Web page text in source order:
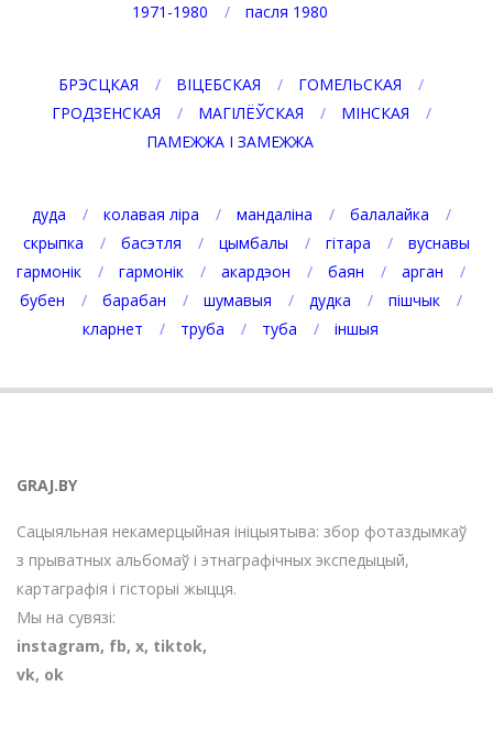
1971-1980
пасля 1980
БРЭСЦКАЯ ВІЦЕБСКАЯ
ГОМЕЛЬСКАЯ
ГРОДЗЕНСКАЯ
МАГІЛЁЎСКАЯ
МІНСКАЯ
ПАМЕЖЖА І ЗАМЕЖЖА
дуда колавая ліра мандаліна
балалайка
скрыпка
басэтля цымбалы гітара
вуснавы
гармонік
гармонік акардэон баян
арган
бубен
барабан шумавыя дудка
пішчык
кларнет
труба туба іншыя
GRAJ.BY
Сацыяльная некамерцыйная ініцыятыва: збор фотаздымкаў
з прыватных альбомаў і этнаграфічных экспедыцый,
картаграфія і гісторыі жыцця.
Мы на сувязі:
instagram, fb, х, tiktok,
vk, ok